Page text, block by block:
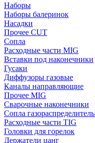
Наборы
Наборы балеринок
Насадки
Прочее CUT
Сопла
Расходные части MIG
Вставки под наконечники
Гусаки
Диффузоры газовые
Каналы направляющие
Прочее MIG
Сварочные наконечники
Сопла
Расходные части TIG
Головки для горелок
Держатели цанг